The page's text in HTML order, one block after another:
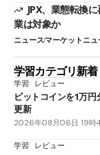
JPX、業態転換
業は対象か
ニュースマーケットニュ
学習カテゴリ新着
学習 レビュー
ビットコインを1万
更新
2026年08月06日 19時
学習 レビュー